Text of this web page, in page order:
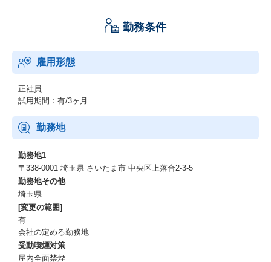
勤務条件
雇用形態
正社員
試用期間：有/3ヶ月
勤務地
勤務地1
〒338-0001 埼玉県 さいたま市 中央区上落合2-3-5
勤務地その他
埼玉県
[変更の範囲]
有
会社の定める勤務地
受動喫煙対策
屋内全面禁煙